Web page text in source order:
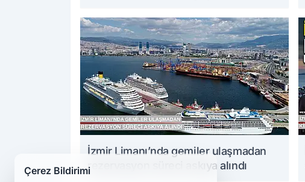
İzmir Limanı’nda gemiler ulaşmadan
rezervasyon süreci askıya alındı
Çerez Bildirimi